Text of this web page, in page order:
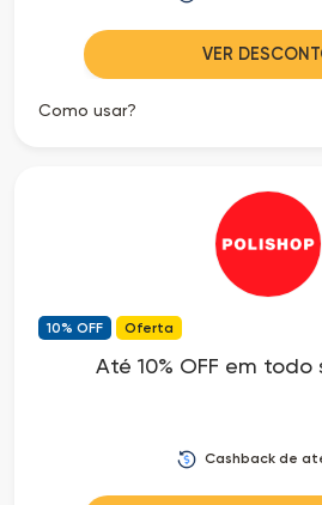
VER
Como usar?
10% OFF Oferta
Até 10% OFF em todo
Cashback de